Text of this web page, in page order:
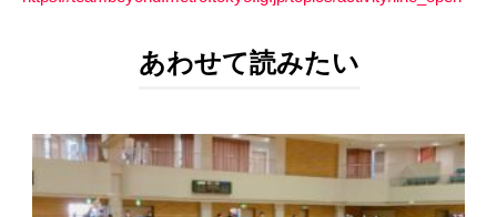
あわせて読みたい